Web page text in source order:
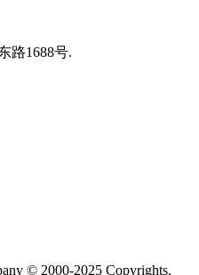
路1688号.
© 2000-2025 Copyrights.